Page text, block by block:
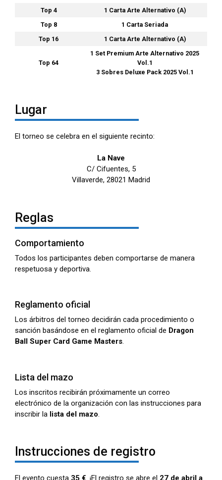
Top 4
1 Carta Arte Alternativo (A)
Top 8
1 Carta Seriada
Top 16
1 Carta Arte Alternativo (A)
Top 64
1 Set Premium Arte Alternativo 2025
Vol.1
3 Sobres Deluxe Pack 2025 Vol.1
Lugar
El torneo se celebra en el siguiente recinto:
La Nave
C/ Cifuentes, 5
Villaverde, 28021 Madrid
Reglas
Comportamiento
Todos los participantes deben comportarse de manera
respetuosa y deportiva.
Reglamento oficial
Los árbitros del torneo decidirán cada procedimiento o
sanción basándose en el reglamento oficial de Dragon
Ball Super Card Game Masters.
Lista del mazo
Los inscritos recibirán próximamente un correo
electrónico de la organización con las instrucciones para
inscribir la lista del mazo.
Instrucciones de registro
El evento cuesta 35 € ¡El registro se abre el 27 de abril a